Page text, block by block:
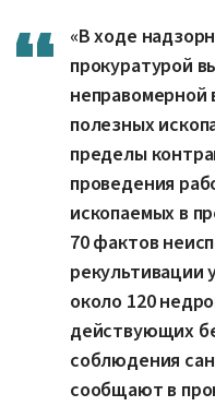
«В ходе
прокуратурой
полезных
пределы
проведения
ископаемых в
70 фактов
рекультивации
около 120
действующих
соблюдения
сообщают в